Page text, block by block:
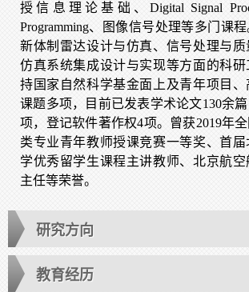
授信息理论基础、Digital Signal
Programming、图像信号处理等多门课
新体制雷达设计与仿真、信号处理与
仿真系统集成设计与实现等方面的科
持国家自然科学基金面上及青年项目
课题多项，目前已发表学术论文130余
项，登记软件著作权4项。曾获2019年
类专业青年教师授课竞赛一等奖、首
学优秀留学生课程主讲教师、北京航
主任等荣誉。
研究方向
教育经历